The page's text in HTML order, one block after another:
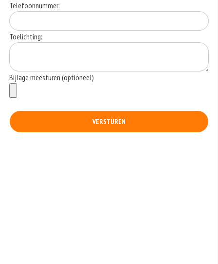
Telefoonnummer:
Toelichting:
Bijlage meesturen (optioneel)